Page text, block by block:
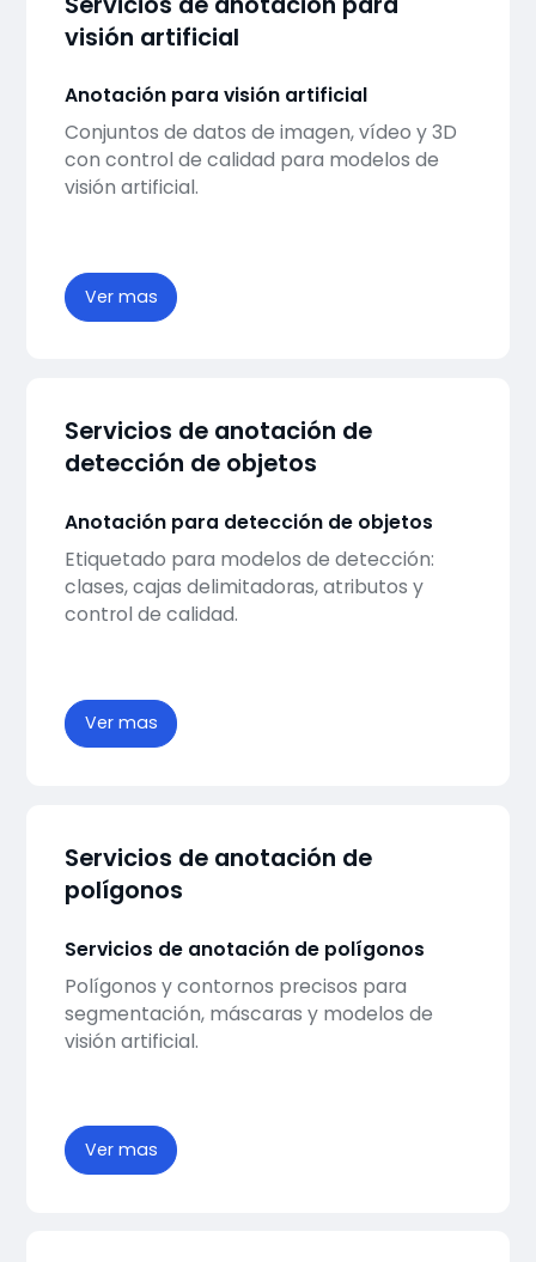
visión artificial
Anotación para visión artificial
Conjuntos de datos de imagen, vídeo y 3D
con control de calidad para modelos de
visión artificial.
Ver mas
Servicios de anotación de
detección de objetos
Anotación para detección de objetos
Etiquetado para modelos de detección:
clases, cajas delimitadoras, atributos y
control de calidad.
Ver mas
Servicios de anotación de
polígonos
Servicios de anotación de polígonos
Polígonos y contornos precisos para
segmentación, máscaras y modelos de
visión artificial.
Ver mas